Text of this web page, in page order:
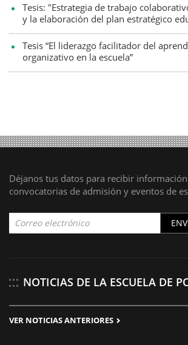
Tesis: "Estrategia de trabajo
y la elaboración del plan estratégico
Tesis “El liderazgo facilitador del
organizativo en la escuela”
Déjanos tus datos para recibir
convocatorias de admisión y eventos de
NOTICIAS DE LA ESCUELA DE
VER NOTICIAS ANTERIORES